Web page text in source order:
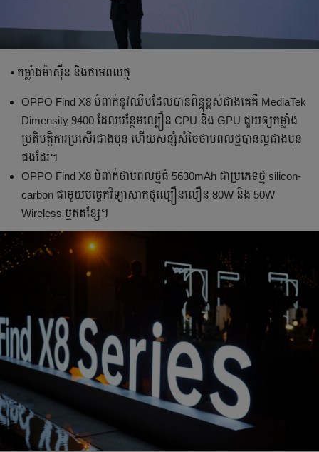
• កម្លាំងម៉ាស៊ីន និងថាមពលថ្ម
OPPO Find X8 បំពាក់នូវឈីបដែលបានពិន្ទុខ្ពស់ជាងគេគឺ MediaTek
Dimensity 9400 ដែលបន្ថែមល្បឿន CPU និង GPU ជួយឲ្យកម្លាំង
ប្រតិបត្តិការប្រសើរជាងមុន ហើយសន្សំសំចៃថាមពលថ្មបានល្អជាងមុន
ផងដែរ។
OPPO Find X8 បំពាក់ថាមពលថ្មធំ 5630mAh ជាប្រភេទថ្ម silicon-
carbon ជាមួយបច្ចេកវិទ្យាសាកថ្មល្បឿនលឿន 80W និង 50W
Wireless ឬឥតខ្សែ។